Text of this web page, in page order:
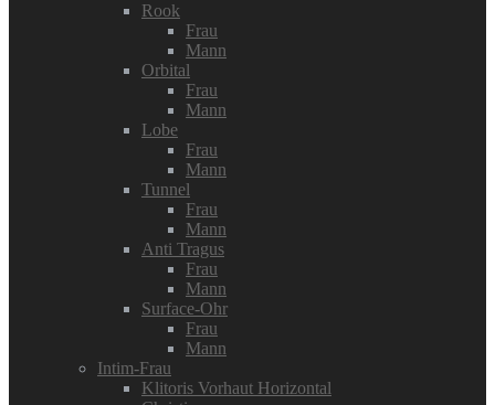
Rook
Frau
Mann
Orbital
Frau
Mann
Lobe
Frau
Mann
Tunnel
Frau
Mann
Anti Tragus
Frau
Mann
Surface-Ohr
Frau
Mann
Intim-Frau
Klitoris Vorhaut Horizontal